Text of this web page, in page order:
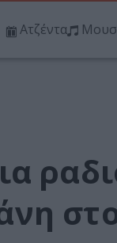
Ατζέντα